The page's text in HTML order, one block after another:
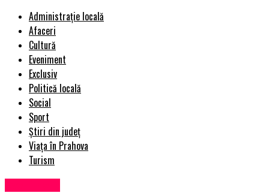
Administrație locală
Afaceri
Cultură
Eveniment
Exclusiv
Politică locală
Social
Sport
Știri din județ
Viața în Prahova
Turism